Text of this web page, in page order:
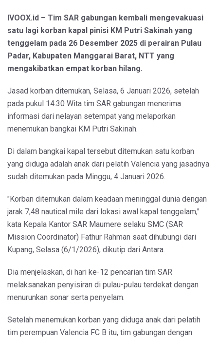
IVOOX.id – Tim SAR gabungan kembali mengevakuasi
satu lagi korban kapal pinisi KM Putri Sakinah yang
tenggelam pada 26 Desember 2025 di perairan Pulau
Padar, Kabupaten Manggarai Barat, NTT yang
mengakibatkan empat korban hilang.
Jasad korban ditemukan, Selasa, 6 Januari 2026, setelah
pada pukul 14.30 Wita tim SAR gabungan menerima
informasi dari nelayan setempat yang melaporkan
menemukan bangkai KM Putri Sakinah.
Di dalam bangkai kapal tersebut ditemukan satu korban
yang diduga adalah anak dari pelatih Valencia yang jasadnya
sudah ditemukan pada Minggu, 4 Januari 2026.
"Korban ditemukan dalam keadaan meninggal dunia dengan
jarak 7,48 nautical mile dari lokasi awal kapal tenggelam,"
kata Kepala Kantor SAR Maumere selaku SMC (SAR
Mission Coordinator) Fathur Rahman saat dihubungi dari
Kupang, Selasa (6/1/2026), dikutip dari Antara.
Dia menjelaskan, di hari ke-12 pencarian tim SAR
melaksanakan penyisiran di pulau-pulau terdekat dengan
menurunkan sonar serta penyelam.
Setelah menemukan korban yang diduga anak dari pelatih
tim perempuan Valencia FC B itu, tim gabungan dengan